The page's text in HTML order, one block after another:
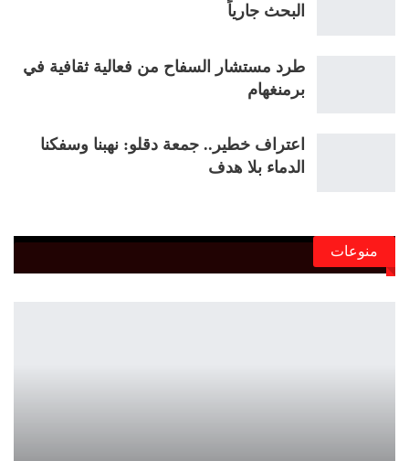
البحث جارياً
طرد مستشار السفاح من فعالية ثقافية في
برمنغهام
اعتراف خطير.. جمعة دقلو: نهبنا وسفكنا
الدماء بلا هدف
منوعات